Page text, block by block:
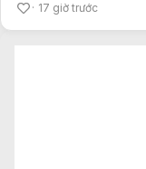
17 giờ trước